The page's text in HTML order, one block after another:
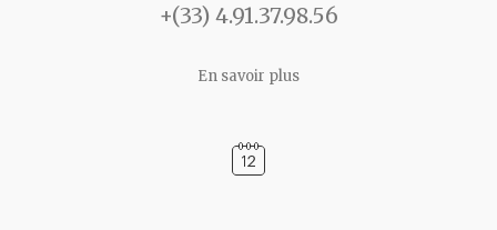
+(33) 4.91.37.98.56
En savoir plus